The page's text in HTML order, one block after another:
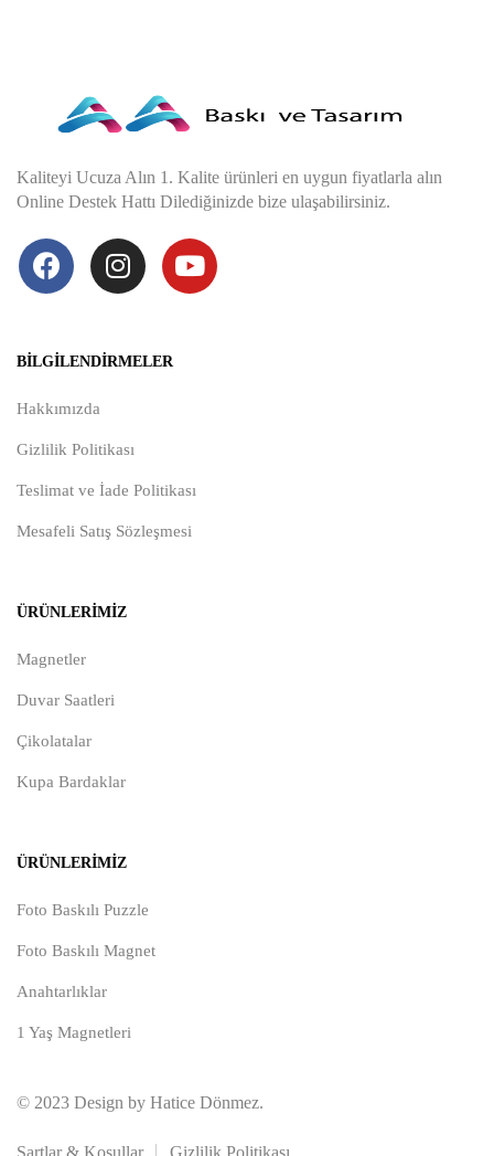
Kaliteyi Ucuza Alın 1. Kalite ürünleri en uygun fiyatlarla alın
Online Destek Hattı Dilediğinizde bize ulaşabilirsiniz.
BILGILENDIRMELER
Hakkımızda
Gizlilik Politikası
Teslimat ve İade Politikası
Mesafeli Satış Sözleşmesi
ÜRÜNLERIMIZ
Magnetler
Duvar Saatleri
Çikolatalar
Kupa Bardaklar
ÜRÜNLERIMIZ
Foto Baskılı Puzzle
Foto Baskılı Magnet
Anahtarlıklar
1 Yaş Magnetleri
© 2023 Design by Hatice Dönmez.
Şartlar & Koşullar Gizlilik Politikası